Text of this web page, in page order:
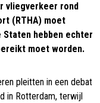
vliegverkeer rond
(RTHA) moet
hebben echter
moet worden.
pleitten in een debat
in Rotterdam, terwijl